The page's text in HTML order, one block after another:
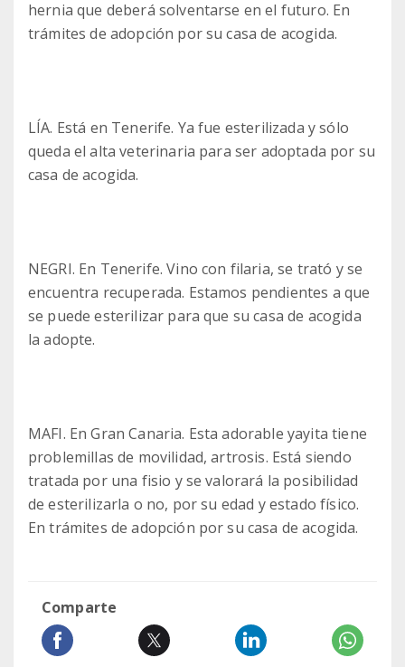
hernia que deberá solventarse en el futuro. En
trámites de adopción por su casa de acogida.
LÍA. Está en Tenerife. Ya fue esterilizada y sólo
queda el alta veterinaria para ser adoptada por su
casa de acogida.
NEGRI. En Tenerife. Vino con filaria, se trató y se
encuentra recuperada. Estamos pendientes a que
se puede esterilizar para que su casa de acogida
la adopte.
MAFI. En Gran Canaria. Esta adorable yayita tiene
problemillas de movilidad, artrosis. Está siendo
tratada por una fisio y se valorará la posibilidad
de esterilizarla o no, por su edad y estado físico.
En trámites de adopción por su casa de acogida.
Comparte